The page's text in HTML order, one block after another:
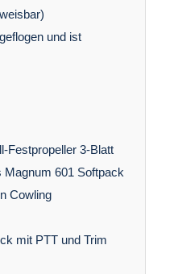
und ist
Festpropeller 3-Blatt
601 Softpack
Cowling
mit PTT und Trim